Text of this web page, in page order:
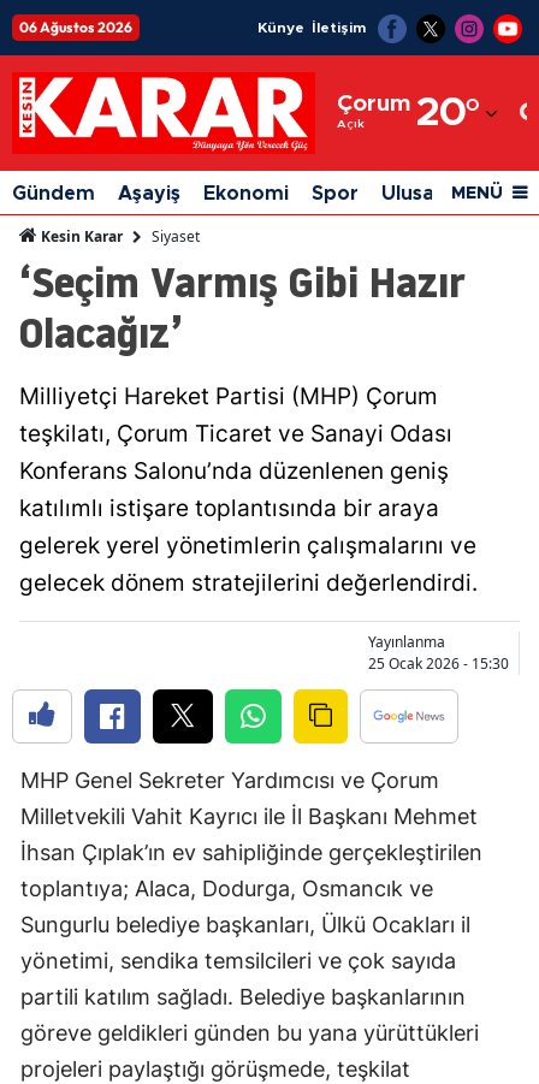
06 Ağustos 2026 Künye İletişim
Çorum
Açık 20°
Adıyaman
Afyonkarahisar
Ağrı
Amasya
Artvin
Aydın
Balıkesir
Bitlis
Bolu
Bursa
Çanakkale
Çankırı
Çorum
Denizli
Diyarbakır
Gündem Aşayiş Ekonomi Spor Ulusal Siyaset
MENÜ
Kesin Karar Siyaset
‘Seçim Varmış Gibi Hazır
Olacağız’
Milliyetçi Hareket Partisi (MHP) Çorum
teşkilatı, Çorum Ticaret ve Sanayi Odası
Konferans Salonu’nda düzenlenen geniş
katılımlı istişare toplantısında bir araya
gelerek yerel yönetimlerin çalışmalarını ve
gelecek dönem stratejilerini değerlendirdi.
Yayınlanma
25 Ocak 2026 - 15:30
MHP Genel Sekreter Yardımcısı ve Çorum
Milletvekili Vahit Kayrıcı ile İl Başkanı Mehmet
İhsan Çıplak’ın ev sahipliğinde gerçekleştirilen
toplantıya; Alaca, Dodurga, Osmancık ve
Sungurlu belediye başkanları, Ülkü Ocakları il
yönetimi, sendika temsilcileri ve çok sayıda
partili katılım sağladı. Belediye başkanlarının
göreve geldikleri günden bu yana yürüttükleri
projeleri paylaştığı görüşmede, teşkilat